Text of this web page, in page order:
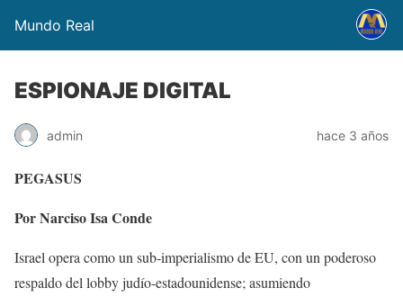
Mundo Real
ESPIONAJE DIGITAL
admin hace 3 años
PEGASUS
Por Narciso Isa Conde
Israel opera como un sub-imperialismo de EU, con un poderoso
respaldo del lobby judío-estadounidense; asumiendo